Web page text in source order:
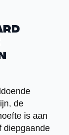
de
is aan
diepgaande